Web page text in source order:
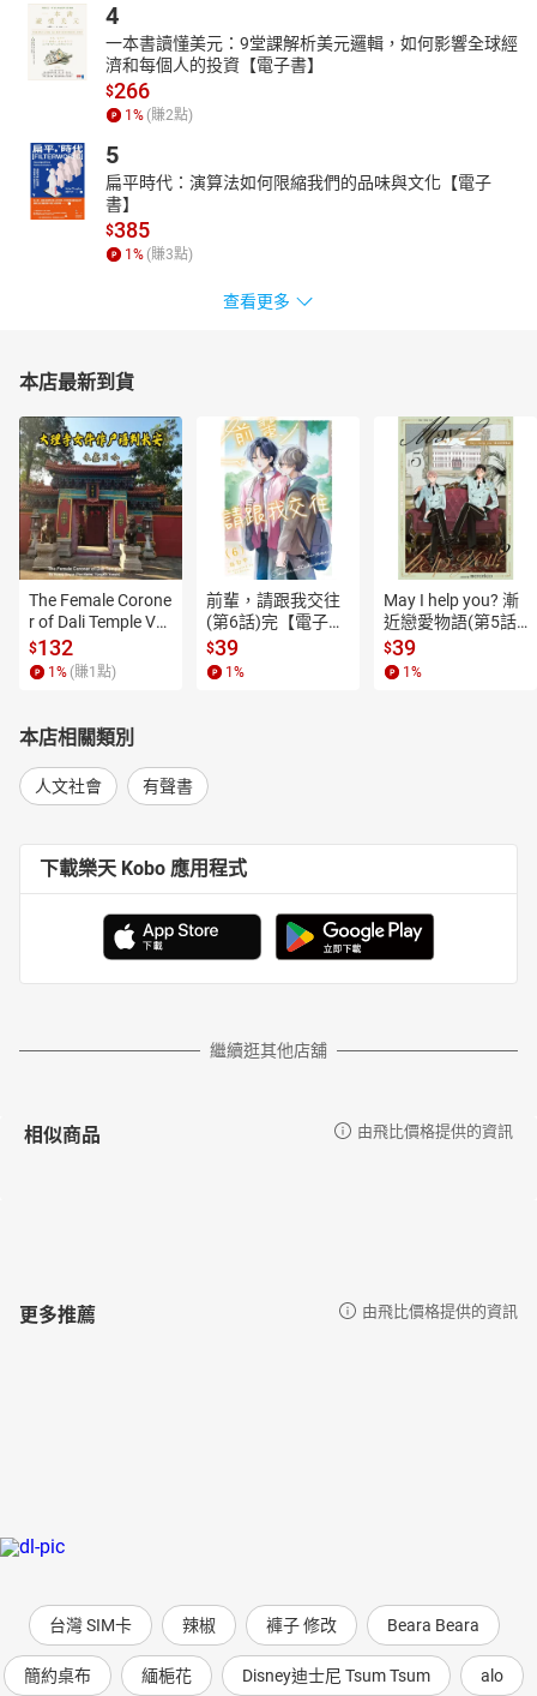
來一個個自殺者的人生，觀察社會痛苦轉型下，人類最深刻的本質
和欲求。
我們是共產主義的孩子，卻在過資本主義的生活……最初十年的變
革，是對資本主義與自由的嚮往，卻換來動蕩不安的社會景況。相
自由開放以後，知識份子當起清潔工、大學教師在街頭叫賣。當社
會結構改變，需要的能力與追求的目標也不相同，這是過去他們無
法想像，如今卻無能為力的。無所適從的他們，不知未來該往哪裡
尋求更好的生活方式，宛如在找尋一個遙不可及的烏托邦。究竟是
今人民憤怒於現狀，開始嚮往「往日」的美好，戈巴契夫成了人民
複製的「獨裁政權」。身為白俄羅斯人，她的國家目前的統治者也
是從1994年至今從未換過。對她來說，蘇聯解體了，但周遭的一切
仍舊沒有改變，如同她所遭受的迫害。終究，自由還是那麼遙不可
及.....
有聲出版：貓頭鷹出版與尚儀數位學習聯合出版
【目錄】
版權宣告
書籍介紹
作譯者與朗讀者介紹
各界推薦
總導讀 亞歷塞維奇的口述紀實文學—聆觀世人的心聲與風塵
導讀 一手空間、二手時代與三手迴響—回到過去的永遠鄉愁
參與者筆記
第一部 街談巷語和廚房對談02
第一部 專政之美和水泥中的蝴蝶之謎01
第一部 專政之美和水泥中的蝴蝶之謎02
第一部 專政之美和水泥中的蝴蝶之謎03
第一部 專政之美和水泥中的蝴蝶之謎04
第一部 耳語、吶喊，還有狂喜02
第一部 孤獨的紅色元帥和被遺忘的那三天革命03
第一部 另一種聖經和另一種信徒03
第一部 一面小紅旗和斧頭的微笑01
第一部 一面小紅旗和斧頭的微笑03
第一部 一面小紅旗和斧頭的微笑04
第二部 街談巷語和廚房對談（二○○二～二○一二）01
第二部 街談巷語和廚房對談（二○○二～二○一二）02
4
一本書讀懂美元：9堂課解析美元邏輯，如何影響全球經
濟和每個人的投資【電子書】
$266
1 % (賺2點)
5
扁平時代：演算法如何限縮我們的品味與文化【電子
書】
$385
1 % (賺3點)
查看更多
本店最新到貨
The Female Corone
r of Dali Temple Vo
l.6【有聲書】
$132
1 % (賺1 點)
前輩，請跟我交往
(第6話)完【電子
書】
$39
1 %
May I help you? 漸
近戀愛物語(第5話)
【電子書】
$39
1 %
本店相關類別
人文社會 有聲書
下載樂天 Kobo 應用程式
繼續逛其他店舖
相似商品 由飛比價格提供的資訊
更多推薦 由飛比價格提供的資訊
台灣 SIM卡 辣椒 褲子 修改 Beara Beara
簡約桌布 緬梔花 Disney迪士尼 Tsum Tsum alo